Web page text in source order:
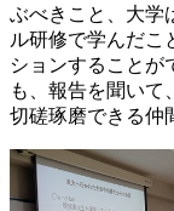
ぶべきこと、大学
ル研修で学んだこ
ションすることが
も、報告を聞いて
切磋琢磨できる仲